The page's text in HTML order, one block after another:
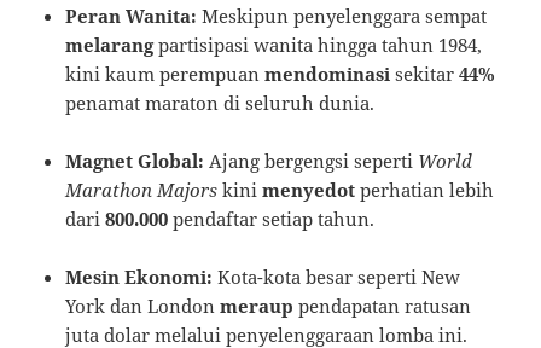
Peran Wanita: Meskipun penyelenggara sempat
melarangpartisipasi wanita hingga tahun 1984,
kini kaum perempuanmendominasi sekitar44%
penamat maraton di seluruh dunia.
Magnet Global: Ajang bergengsi seperti World
Marathon Majors kinimenyedot perhatian lebih
dari800.000 pendaftar setiap tahun.
Mesin Ekonomi: Kota-kota besar seperti New
York dan Londonmeraup pendapatan ratusan
juta dolar melalui penyelenggaraan lomba ini.